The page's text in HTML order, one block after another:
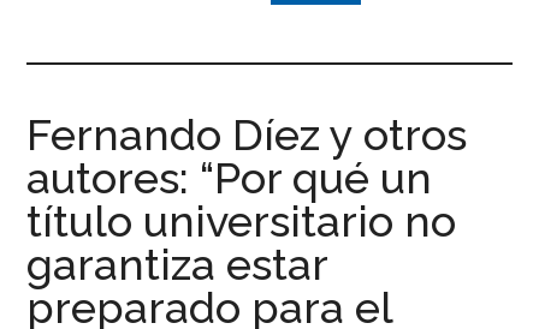
Fernando Díez y otros
autores: “Por qué un
título universitario no
garantiza estar
preparado para el